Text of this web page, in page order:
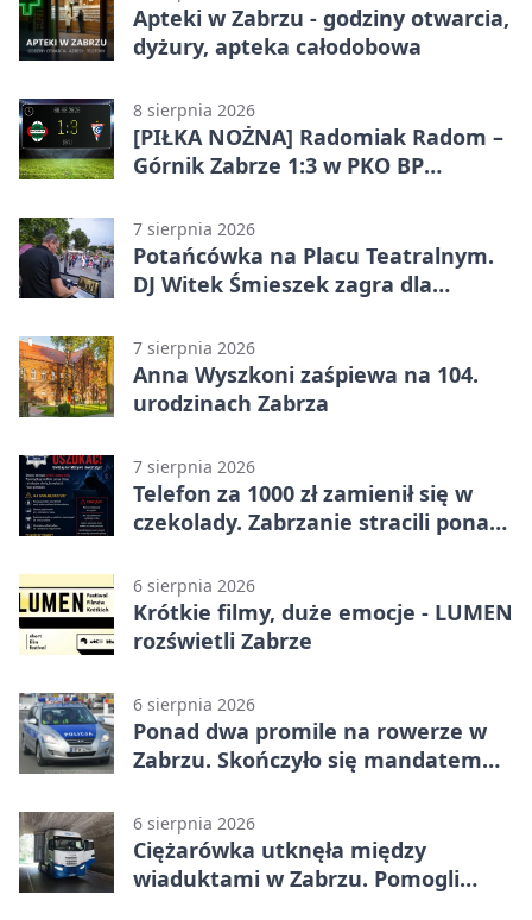
Apteki w Zabrzu - godziny otwarcia,
dyżury, apteka całodobowa
8 sierpnia 2026
[PIŁKA NOŻNA] Radomiak Radom –
Górnik Zabrze 1:3 w PKO BP
Federico dał zabrzanom zwycięstwo
7 sierpnia 2026
Potańcówka na Placu Teatralnym.
DJ Witek Śmieszek zagra dla
7 sierpnia 2026
Anna Wyszkoni zaśpiewa na 104.
urodzinach Zabrza
7 sierpnia 2026
Telefon za 1000 zł zamienił się w
czekolady. Zabrzanie stracili ponad
6 sierpnia 2026
Krótkie filmy, duże emocje - LUMEN
rozświetli Zabrze
6 sierpnia 2026
Ponad dwa promile na rowerze w
Zabrzu. Skończyło się mandatem
6 sierpnia 2026
Ciężarówka utknęła między
wiaduktami w Zabrzu. Pomogli